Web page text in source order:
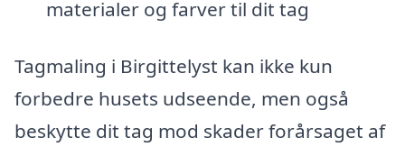
materialer og farver til dit tag
Tagmaling i Birgittelyst kan ikke kun
forbedre husets udseende, men også
beskytte dit tag mod skader forårsaget af